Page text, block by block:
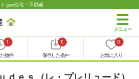
goo住宅・不動産
1
物件
0
保存した条件
0
お気に入り